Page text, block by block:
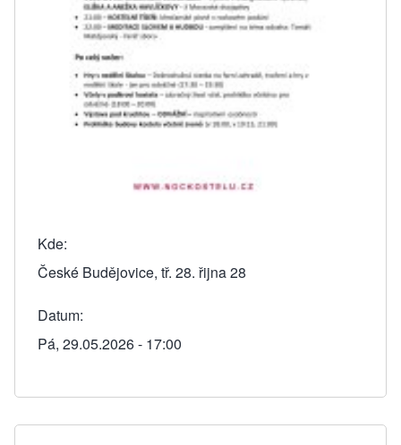
Kde
České Budějovice, tř. 28. řijna 28
Datum
Pá, 29.05.2026 - 17:00